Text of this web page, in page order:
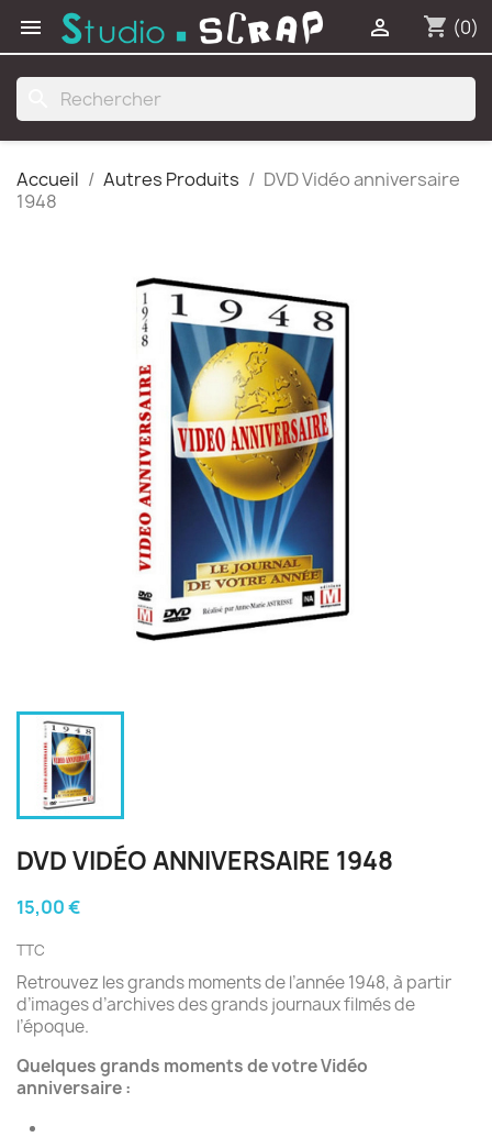
 shopping_cart (0)

Accueil Autres Produits
DVD Vidéo anniversaire
1948
DVD VIDÉO ANNIVERSAIRE 1948
15,00 €
TTC
Retrouvez les grands moments de l’année 1948, à partir
d’images d’archives des grands journaux filmés de
l’époque.
Quelques grands moments de votre Vidéo
anniversaire :